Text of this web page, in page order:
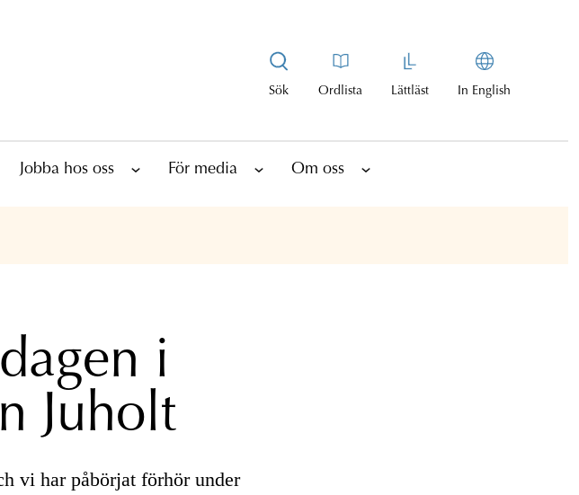
Sök Ordlista Lättläst In English
Jobba hos oss För media Om oss
i
Juholt
vi har påbörjat förhör under